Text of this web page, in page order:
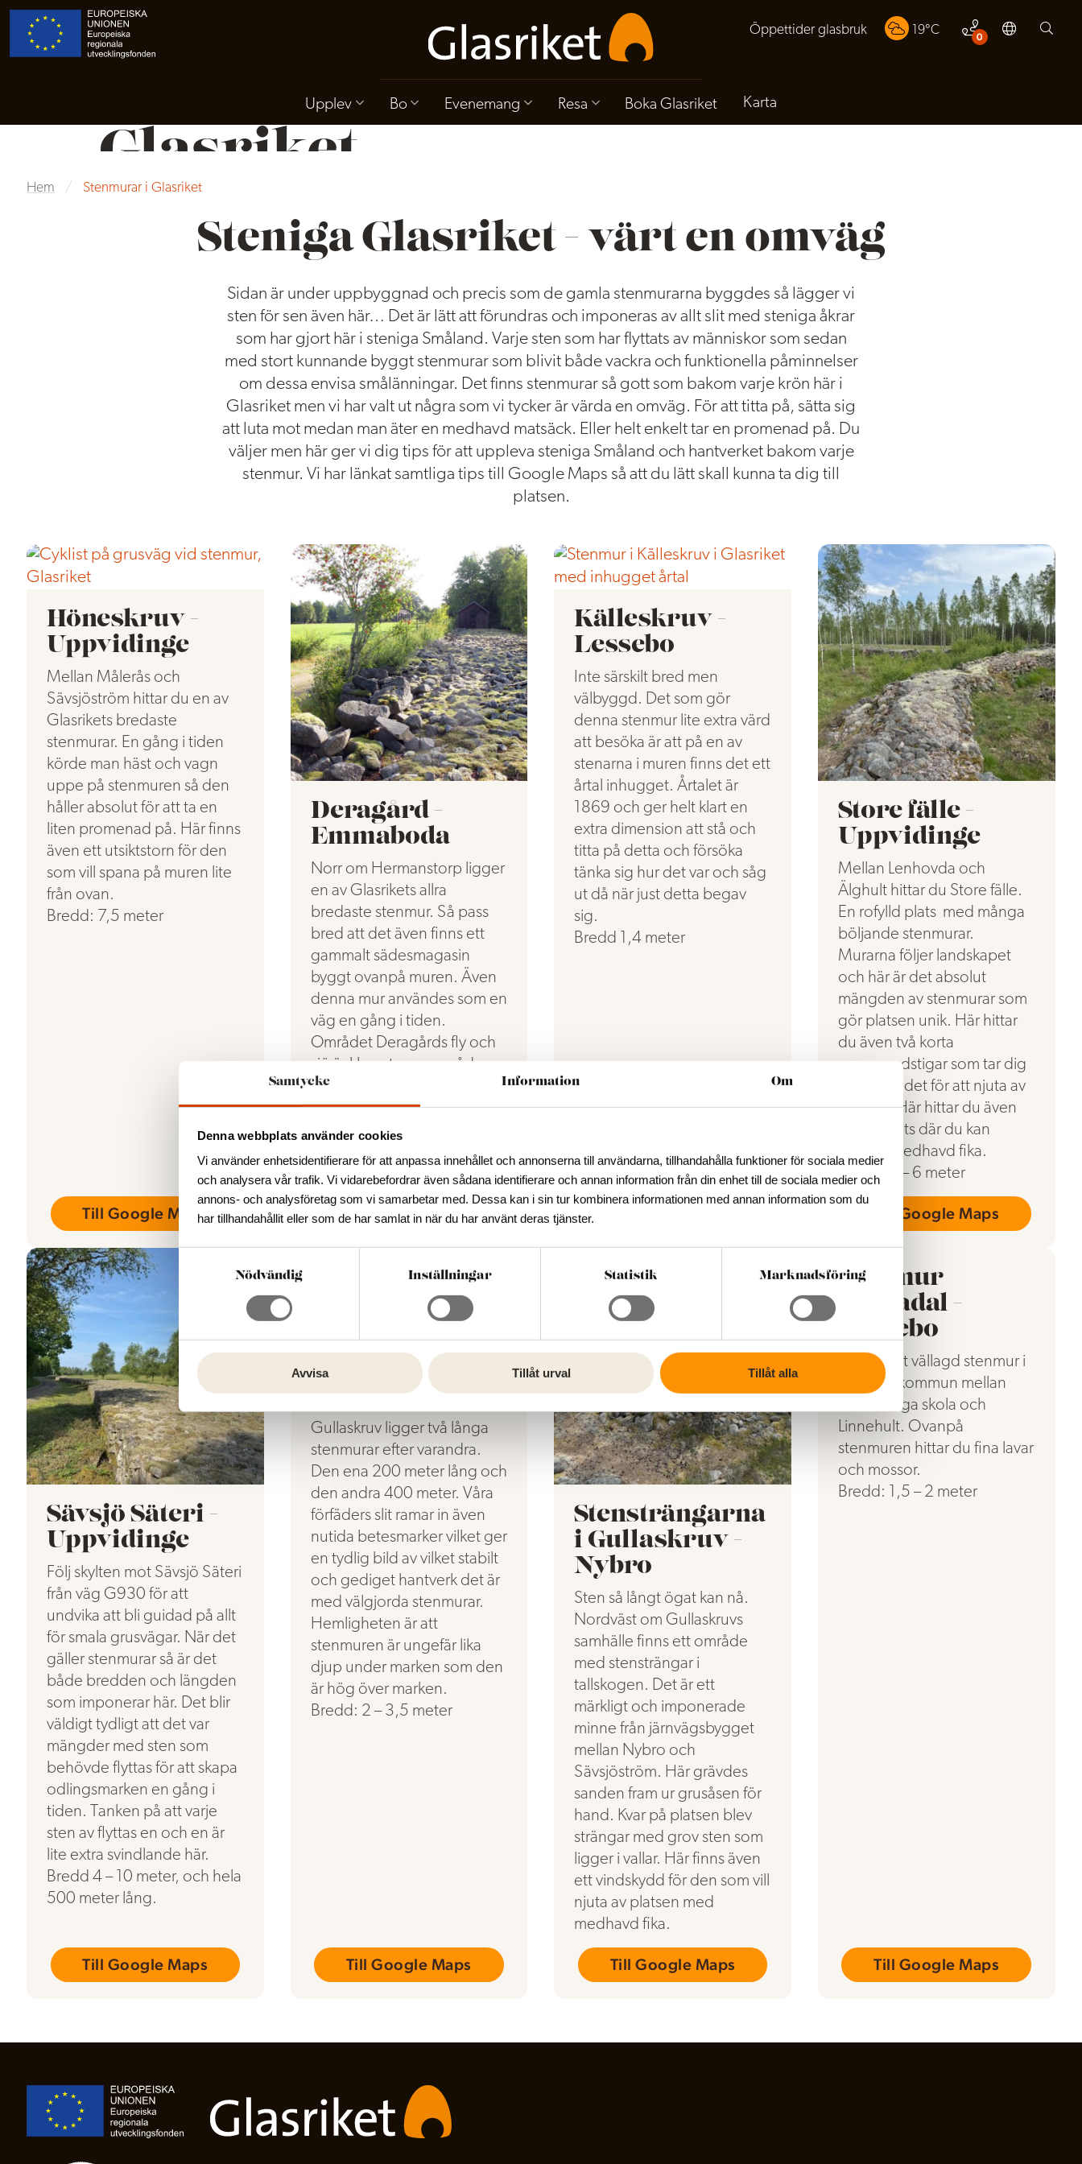
Samtycke Information Om
Denna webbplats använder cookies
Vi använder enhetsidentifierare för att anpassa innehållet och annonserna till användarna, tillhandahålla funktioner för sociala medier
och analysera vår trafik. Vi vidarebefordrar även sådana identifierare och annan information från din enhet till de sociala medier och
annons- och analysföretag som vi samarbetar med. Dessa kan i sin tur kombinera informationen med annan information som du
har tillhandahållit eller som de har samlat in när du har använt deras tjänster.
y
c
k
e
s
v
a
l
Nödvändig Inställningar Statistik Marknadsföring
Avvisa Tillåt urval Tillåt alla
Öppettider glasbruk 19°C 0
Upplev Bo Evenemang Resa Boka Glasriket Karta
Stenmurar i
Glasriket
symboler för ett redigt hantverk som håller i många generationer.
Hem / Stenmurar i Glasriket
Steniga Glasriket - värt en omväg
Sidan är under uppbyggnad och precis som de gamla stenmurarna byggdes så lägger vi
sten för sen även här… Det är lätt att förundras och imponeras av allt slit med steniga åkrar
som har gjort här i steniga Småland. Varje sten som har flyttats av människor som sedan
med stort kunnande byggt stenmurar som blivit både vackra och funktionella påminnelser
om dessa envisa smålänningar. Det finns stenmurar så gott som bakom varje krön här i
Glasriket men vi har valt ut några som vi tycker är värda en omväg. För att titta på, sätta sig
att luta mot medan man äter en medhavd matsäck. Eller helt enkelt tar en promenad på. Du
väljer men här ger vi dig tips för att uppleva steniga Småland och hantverket bakom varje
stenmur. Vi har länkat samtliga tips till Google Maps så att du lätt skall kunna ta dig till
platsen.
Höneskruv -
Uppvidinge
Mellan Målerås och
Sävsjöström hittar du en av
Glasrikets bredaste
stenmurar. En gång i tiden
körde man häst och vagn
uppe på stenmuren så den
håller absolut för att ta en
liten promenad på. Här finns
även ett utsiktstorn för den
som vill spana på muren lite
från ovan.
Bredd: 7,5 meter
Till Google Maps
Deragård -
Emmaboda
Norr om Hermanstorp ligger
en av Glasrikets allra
bredaste stenmur. Så pass
bred att det även finns ett
gammalt sädesmagasin
byggt ovanpå muren. Även
denna mur användes som en
väg en gång i tiden.
Området Deragårds fly och
sjö är klassat som område
med höga naturvärden.
Bredd: 10 meter
Till Google Maps
Källeskruv -
Lessebo
Inte särskilt bred men
välbyggd. Det som gör
denna stenmur lite extra värd
att besöka är att på en av
stenarna i muren finns det ett
årtal inhugget. Årtalet är
1869 och ger helt klart en
extra dimension att stå och
titta på detta och försöka
tänka sig hur det var och såg
ut då när just detta begav
sig.
Bredd 1,4 meter
Store fälle -
Uppvidinge
Mellan Lenhovda och
Älghult hittar du Store fälle.
En rofylld plats med många
böljande stenmurar.
Murarna följer landskapet
och här är det absolut
mängden av stenmurar som
gör platsen unik. Här hittar
du även två korta
promenadstigar som tar dig
runt området för att njuta av
platsen. Här hittar du även
en rastplats där du kan
avnjuta medhavd fika.
Bredd: 2 – 6 meter
Till Google Maps
Sävsjö Säteri -
Uppvidinge
Följ skylten mot Sävsjö Säteri
från väg G930 för att
undvika att bli guidad på allt
för smala grusvägar. När det
gäller stenmurar så är det
både bredden och längden
som imponerar här. Det blir
väldigt tydligt att det var
mängder med sten som
behövde flyttas för att skapa
odlingsmarken en gång i
tiden. Tanken på att varje
sten av flyttas en och en är
lite extra svindlande här.
Bredd 4 – 10 meter, och hela
500 meter lång.
Till Google Maps
Östregården
Gullaskruv -
Nybro
Gullaskruv ligger två långa
stenmurar efter varandra.
Den ena 200 meter lång och
den andra 400 meter. Våra
förfäders slit ramar in även
nutida betesmarker vilket ger
en tydlig bild av vilket stabilt
och gediget hantverk det är
med välgjorda stenmurar.
Hemligheten är att
stenmuren är ungefär lika
djup under marken som den
är hög över marken.
Bredd: 2 – 3,5 meter
Till Google Maps
Stensträngarna
i Gullaskruv -
Nybro
Sten så långt ögat kan nå.
Nordväst om Gullaskruvs
samhälle finns ett område
med stensträngar i
tallskogen. Det är ett
märkligt och imponerade
minne från järnvägsbygget
mellan Nybro och
Sävsjöström. Här grävdes
sanden fram ur grusåsen för
hand. Kvar på platsen blev
strängar med grov sten som
ligger i vallar. Här finns även
ett vindskydd för den som vill
njuta av platsen med
medhavd fika.
Till Google Maps
Stenmur
Södradal -
Lessebo
En mycket vällagd stenmur i
Lessebo kommun mellan
Ormeshaga skola och
Linnehult. Ovanpå
stenmuren hittar du fina lavar
och mossor.
Bredd: 1,5 – 2 meter
Till Google Maps